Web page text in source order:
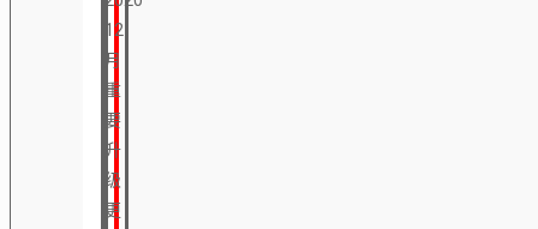
12
月
重
要
升
级
更